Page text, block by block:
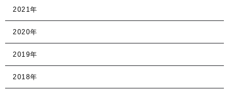
2021年
2020年
2019年
2018年